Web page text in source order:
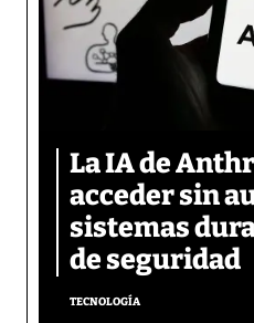
La IA de
acceder sin
sistemas
de seguridad
TECNOLOGÍA